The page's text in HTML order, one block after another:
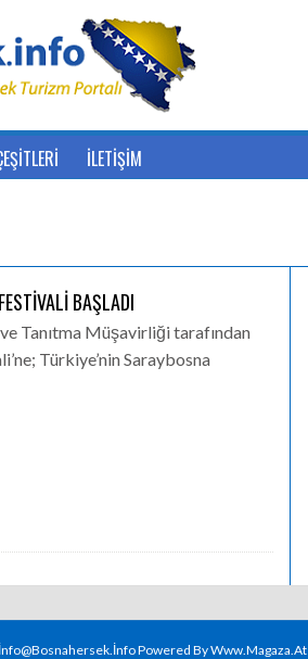
İLETİŞİM
BAŞLADI
Tanıtma Müşavirliği tarafından
Türkiye’nin Saraybosna
Powered By Www.magaza.at